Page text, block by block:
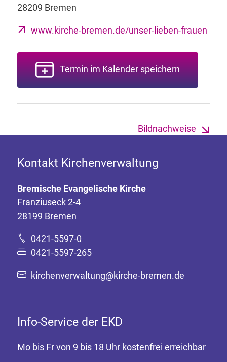
28209 Bremen
www.kirche-bremen.de/unser-lieben-frauen
Termin im Kalender speichern
Bildnachweise
Kontakt Kirchenverwaltung
Bremische Evangelische Kirche
Franziuseck 2-4
28199 Bremen
0421-5597-0
0421-5597-265
kirchenverwaltung@kirche-bremen.de
Info-Service der EKD
Mo bis Fr von 9 bis 18 Uhr kostenfrei erreichbar